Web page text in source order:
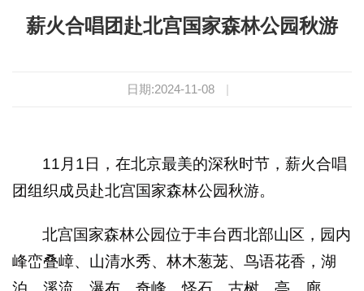
薪火合唱团赴北宫国家森林公园秋游
日期:2024-11-08 |
11月1日，在北京最美的深秋时节，薪火合唱
团组织成员赴北宫国家森林公园秋游。
北宫国家森林公园位于丰台西北部山区，园内
峰峦叠嶂、山清水秀、林木葱茏、鸟语花香，湖